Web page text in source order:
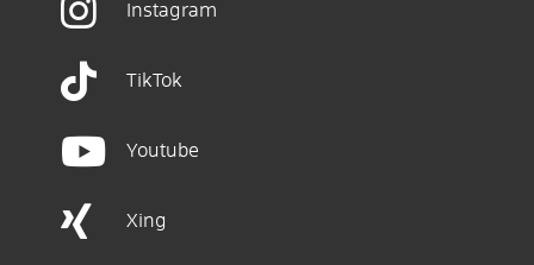
Instagram
TikTok
Youtube
Xing